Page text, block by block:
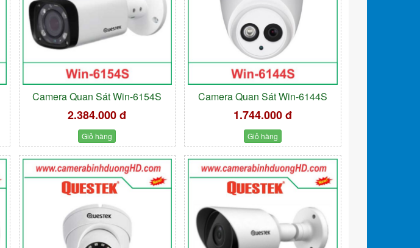
Camera Quan Sát Win-6154S
2.384.000 đ
Giỏ hàng
Camera Quan Sát Win-6144S
1.744.000 đ
Giỏ hàng